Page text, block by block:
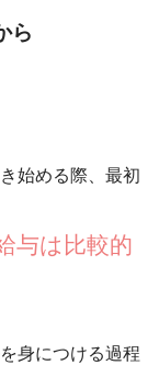
ら
始める際、 最初
与は比較的
身につける過程